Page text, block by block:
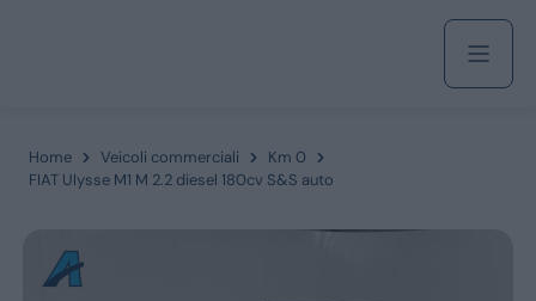
Acquista
Azienda
Home Veicoli commerciali
Km 0
FIAT Ulysse M1 M 2.2 diesel 180cv S&S auto